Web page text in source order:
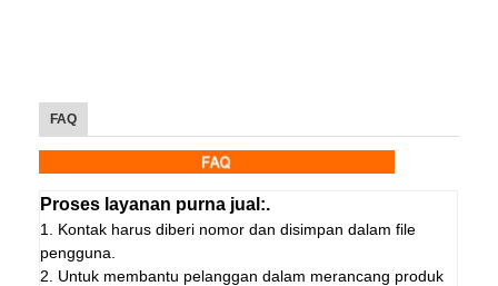
FAQ
Proses layanan purna jual:.
1. Kontak harus diberi nomor dan disimpan dalam file
pengguna.
2. Untuk membantu pelanggan dalam merancang produk